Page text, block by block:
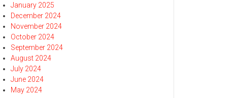
January 2025
December 2024
November 2024
October 2024
September 2024
August 2024
July 2024
June 2024
May 2024